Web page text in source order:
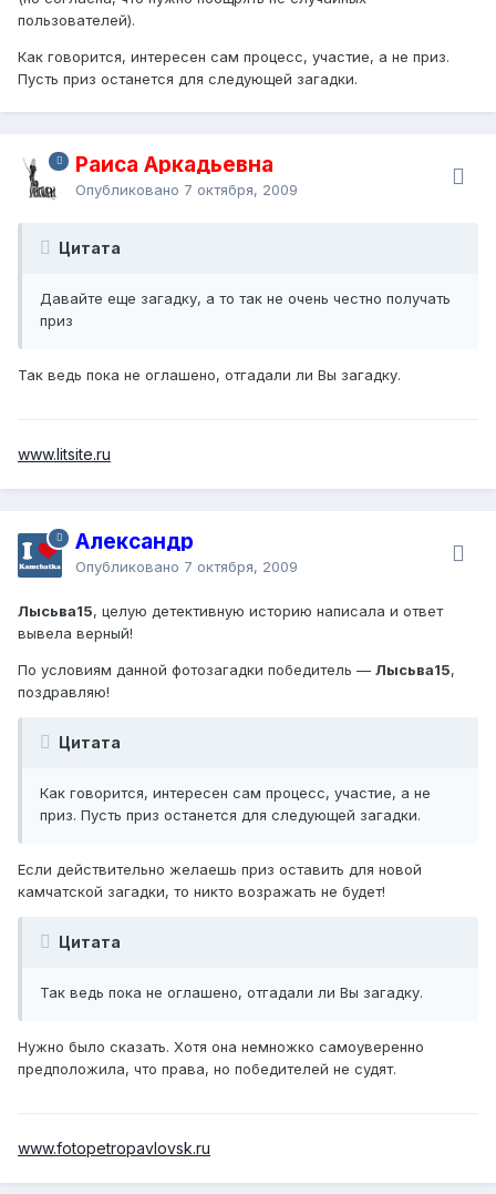
пользователей).
Как говорится, интересен сам процесс, участие, а не приз.
Пусть приз останется для следующей загадки.
Раиса Аркадьевна
Опубликовано 7 октября, 2009
Цитата
Давайте еще загадку, а то так не очень честно получать
приз
Так ведь пока не оглашено, отгадали ли Вы загадку.
www.litsite.ru
Александр
Опубликовано 7 октября, 2009
Лысьва15, целую детективную историю написала и ответ
вывела верный!
По условиям данной фотозагадки победитель — Лысьва15,
поздравляю!
Цитата
Как говорится, интересен сам процесс, участие, а не
приз. Пусть приз останется для следующей загадки.
Если действительно желаешь приз оставить для новой
камчатской загадки, то никто возражать не будет!
Цитата
Так ведь пока не оглашено, отгадали ли Вы загадку.
Нужно было сказать. Хотя она немножко самоуверенно
предположила, что права, но победителей не судят.
www.fotopetropavlovsk.ru